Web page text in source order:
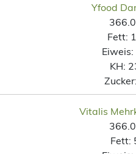
Yfood
Fett:
Eiweis:
KH:
Zucker:
Vitalis
Fett: